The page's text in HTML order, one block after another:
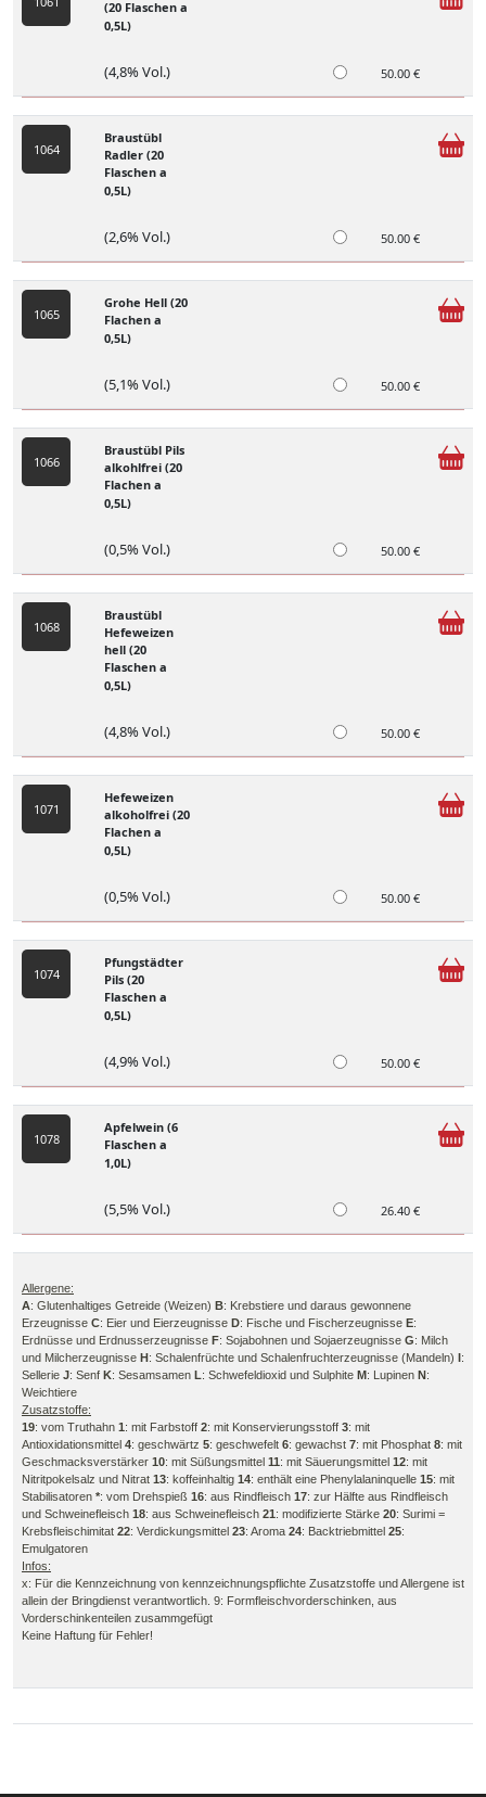
(20 Flaschen a
0,5L)
(4,8% Vol.) 50.00 €
1064
Braustübl
Radler (20
Flaschen a
0,5L)
(2,6% Vol.) 50.00 €
1065
Grohe Hell (20
Flachen a
0,5L)
(5,1% Vol.) 50.00 €
1066
Braustübl Pils
alkohlfrei (20
Flachen a
0,5L)
(0,5% Vol.) 50.00 €
1068
Braustübl
Hefeweizen
hell (20
Flaschen a
0,5L)
(4,8% Vol.) 50.00 €
1071
Hefeweizen
alkoholfrei (20
Flachen a
0,5L)
(0,5% Vol.) 50.00 €
1074
Pfungstädter
Pils (20
Flaschen a
0,5L)
(4,9% Vol.) 50.00 €
1078
Apfelwein (6
Flaschen a
1,0L)
(5,5% Vol.) 26.40 €
Allergene:
A: Glutenhaltiges Getreide (Weizen) B: Krebstiere und daraus gewonnene
Erzeugnisse C: Eier und Eierzeugnisse D: Fische und Fischerzeugnisse E:
Erdnüsse und Erdnusserzeugnisse F: Sojabohnen und Sojaerzeugnisse G: Milch
und Milcherzeugnisse H: Schalenfrüchte und Schalenfruchterzeugnisse (Mandeln) I:
Sellerie J: Senf K: Sesamsamen L: Schwefeldioxid und Sulphite M: Lupinen N:
Weichtiere
Zusatzstoffe:
19: vom Truthahn 1: mit Farbstoff 2: mit Konservierungsstoff 3: mit
Antioxidationsmittel 4: geschwärtz 5: geschwefelt 6: gewachst 7: mit Phosphat 8: mit
Geschmacksverstärker 10: mit Süßungsmittel 11: mit Säuerungsmittel 12: mit
Nitritpokelsalz und Nitrat 13: koffeinhaltig 14: enthält eine Phenylalaninquelle 15: mit
Stabilisatoren *: vom Drehspieß 16: aus Rindfleisch 17: zur Hälfte aus Rindfleisch
und Schweinefleisch 18: aus Schweinefleisch 21: modifizierte Stärke 20: Surimi =
Krebsfleischimitat 22: Verdickungsmittel 23: Aroma 24: Backtriebmittel 25:
Emulgatoren
Infos:
x: Für die Kennzeichnung von kennzeichnungspflichte Zusatzstoffe und Allergene ist
allein der Bringdienst verantwortlich. 9: Formfleischvorderschinken, aus
Vorderschinkenteilen zusammgefügt
Keine Haftung für Fehler!